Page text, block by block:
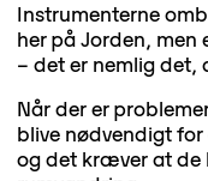
Instrumenterne
her på Jorden,
– det er nemlig det,
Når der er
blive nødvendigt
og det kræver at de